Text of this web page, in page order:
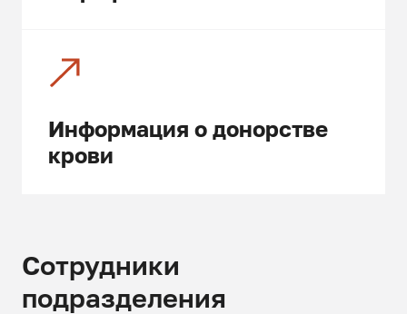
Информация о донорстве
крови
Сотрудники
подразделения